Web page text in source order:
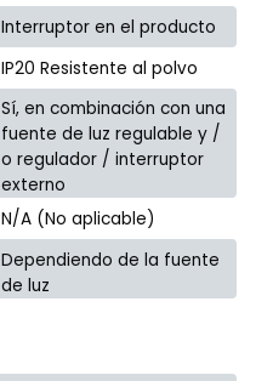
Interruptor en el producto
IP20 Resistente al polvo
Sí, en combinación con una
fuente de luz regulable y /
o regulador / interruptor
externo
N/A (No aplicable)
Dependiendo de la fuente
de luz